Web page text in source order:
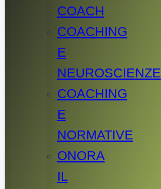
COACH
COACHING
E
NEUROSCIENZE
COACHING
E
NORMATIVE
ONORA
IL